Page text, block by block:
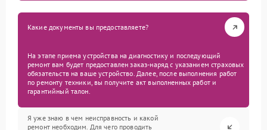
Какие документы вы предоставляете?
На этапе приема устройства на диагностику и последующий
ремонт вам будет предоставлен заказ-наряд с указанием страховых
обязательств на ваше устройство. Далее, после выполнения работ
по ремонту техники, вы получите акт выполненных работ и
гарантийный талон.
Я уже знаю в чем неисправность и какой
ремонт необходим. Для чего проводить